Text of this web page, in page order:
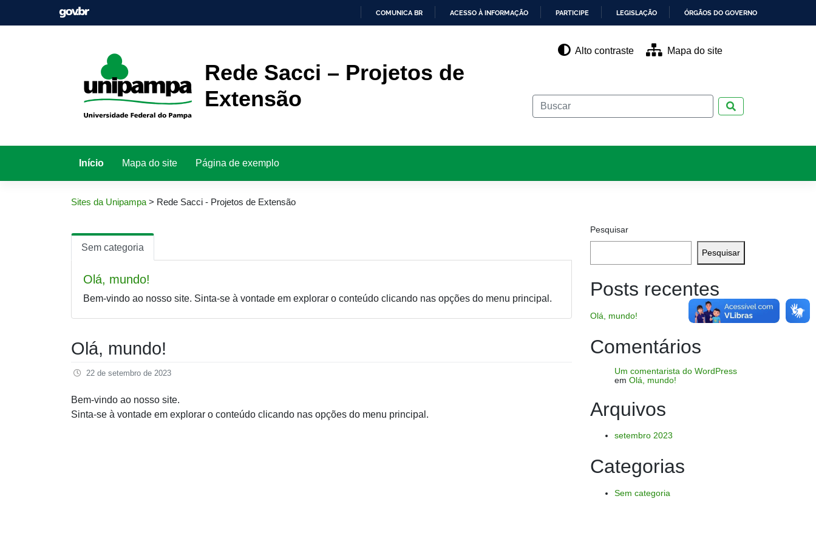
COMUNICA BR ACESSO À INFORMAÇÃO PARTICIPE LEGISLAÇÃO ÓRGÃOS DO GOVERNO
Rede Sacci – Projetos de
Extensão
Alto contraste Mapa do site
Início Mapa do site Página de exemplo
Sites da Unipampa> Rede Sacci - Projetos de Extensão
Sem categoria
Olá, mundo!
Bem-vindo ao nosso site. Sinta-se à vontade em explorar o conteúdo clicando nas opções do menu principal.
Olá, mundo!
22 de setembro de 2023
Bem-vindo ao nosso site.
Sinta-se à vontade em explorar o conteúdo clicando nas opções do menu principal.
Pesquisar
Pesquisar
Posts recentes
Olá, mundo!
Comentários
Um comentarista do WordPress
em Olá, mundo!
Arquivos
setembro 2023
Categorias
Sem categoria